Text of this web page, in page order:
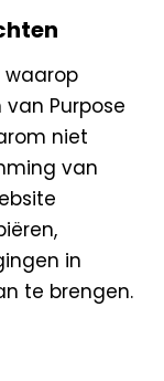
waarop
Purpose
niet
van
in
te brengen.